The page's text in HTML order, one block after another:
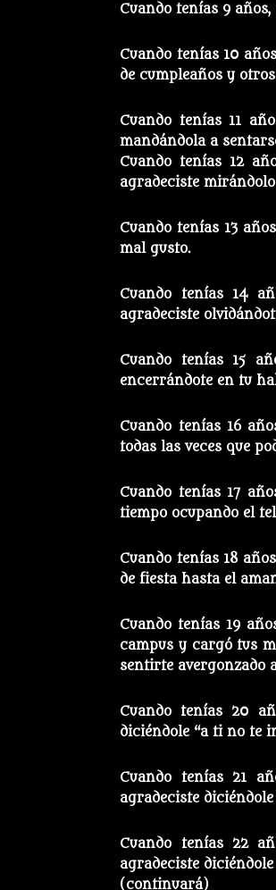
Cuando tenías 9
Cuando tenías 10
de cumpleaños y
Cuando tenías 11
mandándola a
Cuando tenías 12
agradeciste
Cuando tenías 13
mal gusto.
Cuando tenías 14
agradeciste
Cuando tenías 15
encerrándote en tu
Cuando tenías 16
todas las veces que
Cuando tenías 17
tiempo ocupando el
Cuando tenías 18
de fiesta hasta el
Cuando tenías 19
campus y cargó tus
sentirte avergonzado
Cuando tenías 20
diciéndole “a ti no te
Cuando tenías 21
agradeciste
Cuando tenías 22
agradeciste
(continuará)